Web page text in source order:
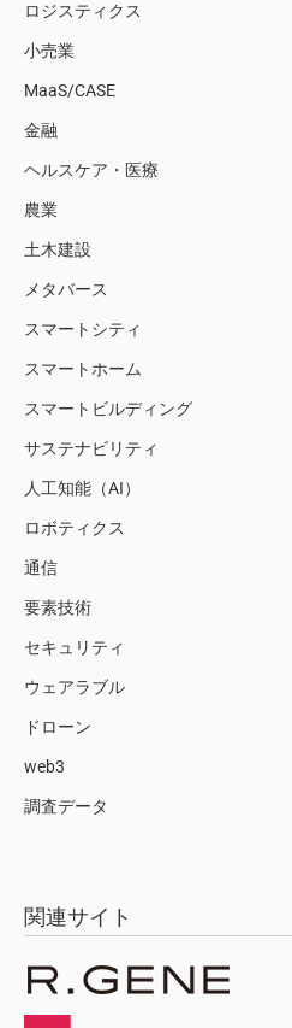
ロジスティクス
小売業
MaaS/CASE
金融
ヘルスケア・医療
農業
土木建設
メタバース
スマートシティ
スマートホーム
スマートビルディング
サステナビリティ
人工知能（AI）
ロボティクス
通信
要素技術
セキュリティ
ウェアラブル
ドローン
web3
調査データ
関連サイト